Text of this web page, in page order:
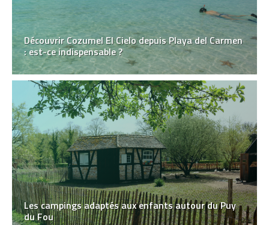
Découvrir Cozumel El Cielo depuis Playa del Carmen
: est-ce indispensable ?
Les campings adaptés aux enfants autour du Puy
du Fou